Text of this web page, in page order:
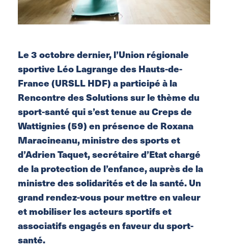
Le 3 octobre dernier, l’Union régionale
sportive Léo Lagrange des Hauts-de-
France (URSLL HDF) a participé à la
Rencontre des Solutions sur le thème du
sport-santé qui s’est tenue au Creps de
Wattignies (59) en présence de Roxana
Maracineanu, ministre des sports et
d’Adrien Taquet, secrétaire d’Etat chargé
de la protection de l’enfance, auprès de la
ministre des solidarités et de la santé.Un
grand rendez-vous pour mettre en valeur
et mobiliser les acteurs sportifs et
associatifs engagés en faveur du sport-
santé.